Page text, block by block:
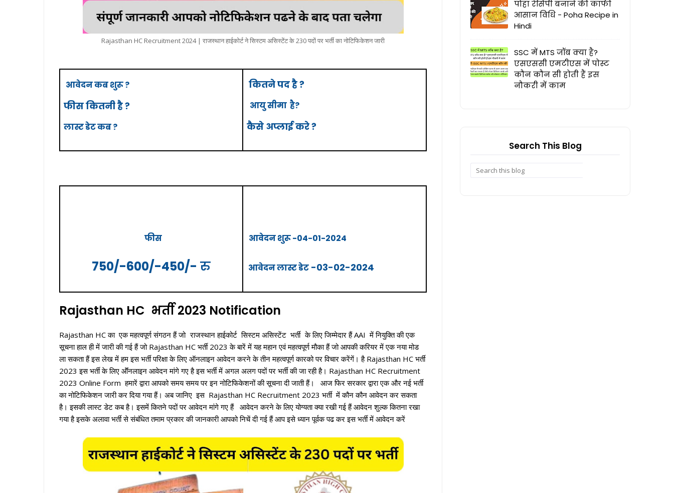
Rajasthan HC Recruitment 2024 | राजस्थान हाईकोर्ट ने सिस्टम असिस्टेंट के 230 पदों पर भर्ती का नोटिफिकेशन जारी
आवेदन कब शुरू ?
फीस कितनी है ?
लास्टडेटकब ?
कितने पद है ?
आयुसीमा है?
कैसे अप्लाई करे ?
फीस
750/-600/-450/- रु
आवेदनशुरू -04-01-2024
आवेदनलास्टडेट -03-02-2024
Rajasthan HC भर्ती 2023 Notification
Rajasthan HC का एक महत्वपूर्ण संगठन हैं जो राजस्थान हाईकोर्ट सिस्टम असिस्टेंट भर्ती के लिए जिम्मेदार हैं AAI में नियुक्ति की एक
सूचना हाल ही में जारी की गई हैं जो Rajasthan HC भर्ती 2023 के बारें में यह महान एवं महत्वपूर्ण मौका हैं जो आपकी करियर में एक नया मोड
ला सकता हैं इस लेख में हम इस भर्ती परिक्षा के लिए ऑनलाइन आवेदन करने के तीन महत्वपूर्ण कारको पर विचार करेंगें। है Rajasthan HC भर्ती
2023 इस भर्ती के लिए ऑॅनलाइन आवेदन मांगे गए है इस भर्ती में अगल अलग पदों पर भर्ती की जा रही है। Rajasthan HC Recruitment
2023 Online Form हमारें द्वारा आपको समय समय पर इन नोटिफिकेशनों की सूचना दी जाती हैं। आज फिर सरकार द्वारा एक और नई भर्ती
का नोटिफिकेशन जारी कर दिया गया हैं। अब जानिए इस Rajasthan HC Recruitment 2023 भर्ती में कौन कौन आवेदन कर सकता
है। इसकी लास्ट डेट कब है। इसमें कितने पदों पर आवेदन मांगे गए हैं आवेदन करने के लिए योग्यता क्या रखी गई हैं आवेदन शुल्क कितना रखा
गया है इसके अलावा भर्ती से संबंधित तमाम प्रकार की जानकारी आपको निचें दी गई हैं आप इसे ध्यान पूर्वक पढ कर इस भर्ती में आवेदन करें
पोहा रेसिपी बनाने की काफी
आसान विधि - Poha Recipe in
Hindi
SSC में MTS जॉब क्या है?
एसएससी एमटीएस में पोस्ट
कौन कौन सी होती हैं इस
नौकरी में काम
Search This Blog